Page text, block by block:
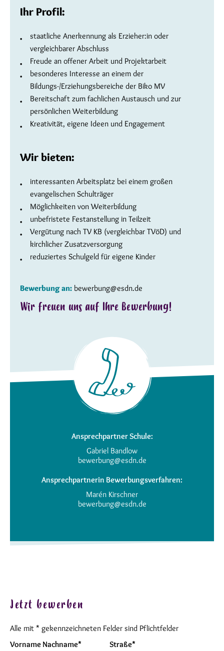
Ihr Profil:
staatliche Anerkennung als Erzieher:in oder
vergleichbarer Abschluss
Freude an offener Arbeit und Projektarbeit
besonderes Interesse an einem der
Bildungs-/Erziehungsbereiche der Biko MV
Bereitschaft zum fachlichen Austausch und zur
persönlichen Weiterbildung
Kreativität, eigene Ideen und Engagement
Wir bieten:
interessanten Arbeitsplatz bei einem großen
evangelischen Schulträger
Möglichkeiten von Weiterbildung
unbefristete Festanstellung in Teilzeit
Vergütung nach TV KB (vergleichbar TVöD) und
kirchlicher Zusatzversorgung
reduziertes Schulgeld für eigene Kinder
Bewerbung an: bewerbung@esdn.de
Wir freuen uns auf Ihre Bewerbung!
Ansprechpartner Schule:
Gabriel Bandlow
bewerbung@esdn.de
Ansprechpartnerin Bewerbungsverfahren:
Marén Kirschner
bewerbung@esdn.de
Jetzt bewerben
Alle mit * gekennzeichneten Felder sind Pflichtfelder
Vorname Nachname*
Straße*